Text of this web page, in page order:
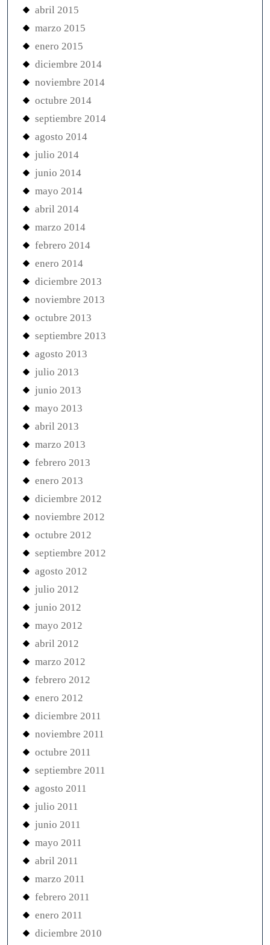
abril 2015
marzo 2015
enero 2015
diciembre 2014
noviembre 2014
octubre 2014
septiembre 2014
agosto 2014
julio 2014
junio 2014
mayo 2014
abril 2014
marzo 2014
febrero 2014
enero 2014
diciembre 2013
noviembre 2013
octubre 2013
septiembre 2013
agosto 2013
julio 2013
junio 2013
mayo 2013
abril 2013
marzo 2013
febrero 2013
enero 2013
diciembre 2012
noviembre 2012
octubre 2012
septiembre 2012
agosto 2012
julio 2012
junio 2012
mayo 2012
abril 2012
marzo 2012
febrero 2012
enero 2012
diciembre 2011
noviembre 2011
octubre 2011
septiembre 2011
agosto 2011
julio 2011
junio 2011
mayo 2011
abril 2011
marzo 2011
febrero 2011
enero 2011
diciembre 2010